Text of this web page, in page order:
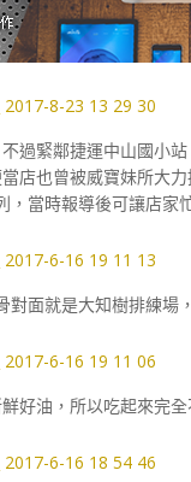
過緊鄰捷運中山國小
店也曾被威寶妹所大
，當時報導後可讓店家
面就是大知樹排練場
好油，所以吃起來完全